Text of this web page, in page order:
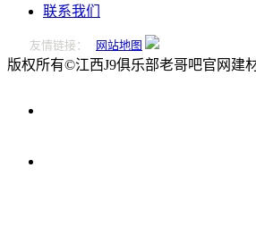
联系我们
友情链接： 网站地图
版权所有©江西J9俱乐部老哥吧官网建